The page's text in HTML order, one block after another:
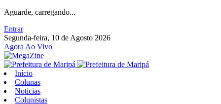
Aguarde, carregando...
Entrar
Segunda-feira, 10 de Agosto 2026
Agora Ao Vivo
Início
Colunas
Notícias
Colunistas